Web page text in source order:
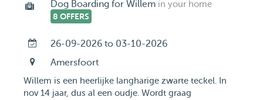
Dog Boarding for Willem in your home
8 OFFERS
26-09-2026 to 03-10-2026
Amersfoort
Willem is een heerlijke langharige zwarte teckel. In
nov 14 jaar, dus al een oudje. Wordt graag